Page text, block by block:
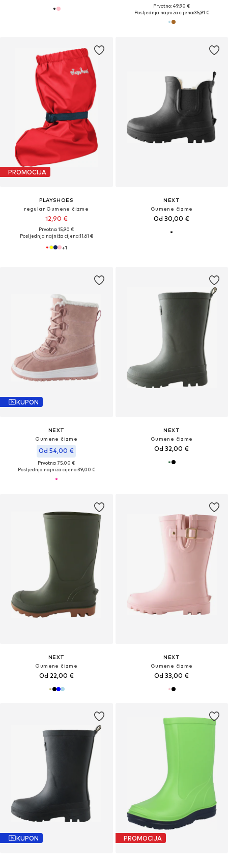
Prvotno: 49,90 €
Posljednja najniža cijena:35,91 €
PROMOCIJA
PLAYSHOES
regular Gumene čizme
12,90 €
Prvotno: 15,90 €
Posljednja najniža cijena:11,61 €
+1
NEXT
Gumene čizme
Od 30,00 €
KUPON
NEXT
Gumene čizme
Od 54,00 €
Prvotno: 75,00 €
Posljednja najniža cijena:39,00 €
NEXT
Gumene čizme
Od 32,00 €
NEXT
Gumene čizme
Od 22,00 €
NEXT
Gumene čizme
Od 33,00 €
KUPON PROMOCIJA